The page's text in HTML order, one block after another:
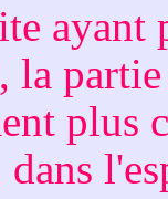
ayant
plus
dans